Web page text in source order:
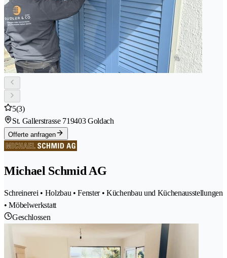
5(3)
St. Gallerstrasse 719403 Goldach
Offerte anfragen
Michael Schmid AG
Schreinerei • Holzbau • Fenster • Küchenbau und Küchenausstellungen
• Möbelwerkstatt
Geschlossen